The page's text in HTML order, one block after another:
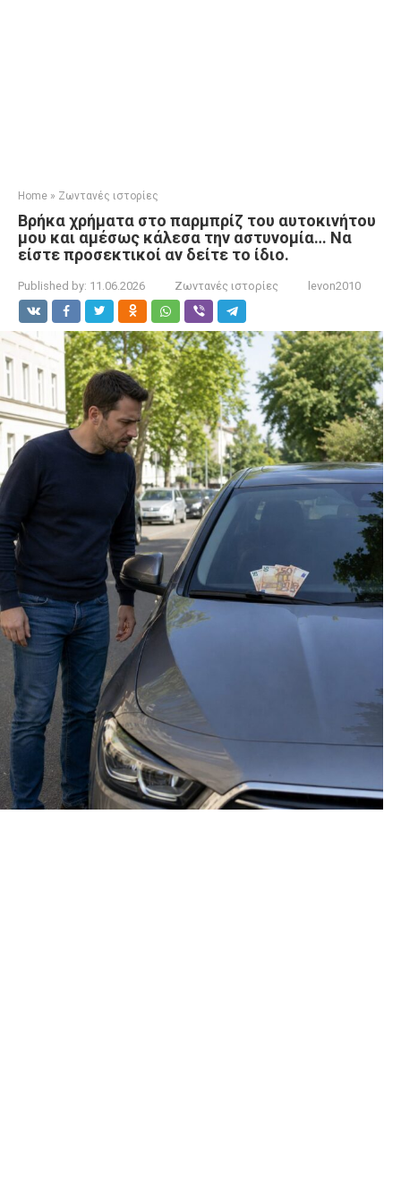
Home » Ζωντανές ιστορίες
Βρήκα χρήματα στο παρμπρίζ του αυτοκινήτου
μου και αμέσως κάλεσα την αστυνομία… Να
είστε προσεκτικοί αν δείτε το ίδιο.
Published by: 11.06.2026 Ζωντανές ιστορίες levon2010